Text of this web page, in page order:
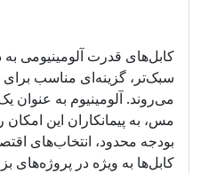
کابل‌های قدرت آلومینیومی
سبک‌تر، گزینه‌ای مناسب برای
می‌روند. آلومینیوم به عنوان
مس، به پیمانکاران این
بودجه محدود، انتخاب‌های
کابل‌ها به ویژه در